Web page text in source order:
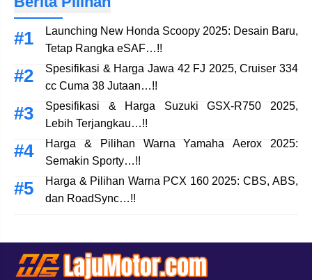
Launching New Honda Scoopy 2025: Desain Baru,
Tetap Rangka eSAF…!!
Spesifikasi & Harga Jawa 42 FJ 2025, Cruiser 334
cc Cuma 38 Jutaan…!!
Spesifikasi & Harga Suzuki GSX-R750 2025,
Lebih Terjangkau…!!
Harga & Pilihan Warna Yamaha Aerox 2025:
Semakin Sporty…!!
Harga & Pilihan Warna PCX 160 2025: CBS, ABS,
dan RoadSync…!!